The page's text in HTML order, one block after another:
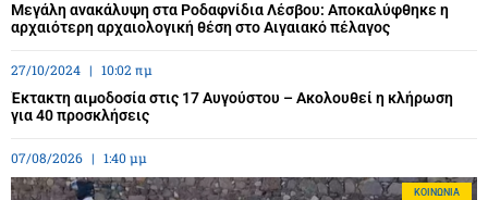
Μεγάλη ανακάλυψη στα Ροδαφνίδια Λέσβου: Αποκαλύφθηκε η
αρχαιότερη αρχαιολογική θέση στο Αιγαιακό πέλαγος
27/10/2024
10:02 πμ
Έκτακτη αιμοδοσία στις 17 Αυγούστου – Ακολουθεί η κλήρωση
για 40 προσκλήσεις
07/08/2026 1:40 μμ
ΚΟΙΝΩΝΊΑ